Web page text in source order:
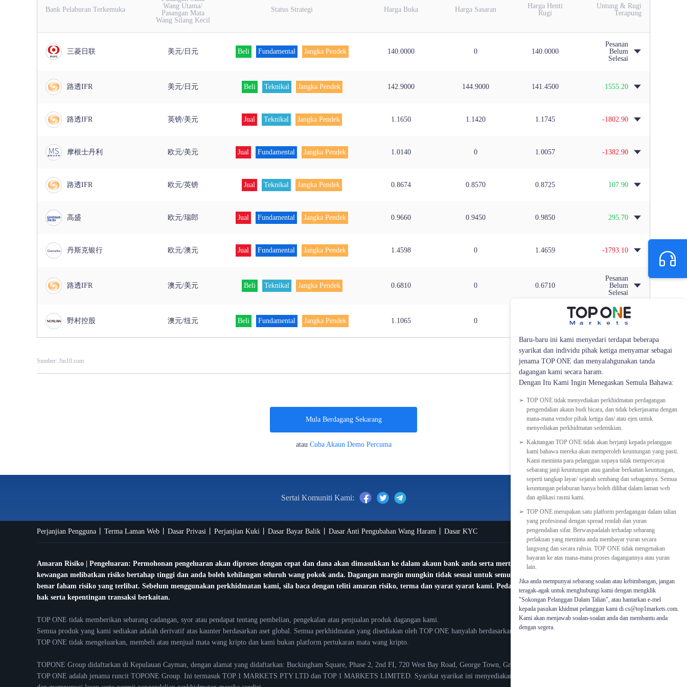
Baru-baru ini kami menyedari terdapat beberapa
syarikat dan individu pihak ketiga menyamar sebagai
jenama TOP ONE dan menyalahgunakan tanda
dagangan kami secara haram.
Dengan Itu Kami Ingin Menegaskan Semula Bahawa:
TOP ONE tidak menyediakan perkhidmatan perdagangan
pengendalian akaun budi bicara, dan tidak bekerjasama dengan
mana-mana vendor pihak ketiga dan/ atau ejen untuk
menyediakan perkhidmatan sedemikian.
Kakitangan TOP ONE tidak akan berjanji kepada pelanggan
kami bahawa mereka akan memperoleh keuntungan yang pasti.
Kami meminta para pelanggan supaya tidak mempercayai
sebarang janji keuntungan atau gambar berkaitan keuntungan,
seperti tangkap layar/ sejarah sembang dan sebagainya. Semua
keuntungan pelaburan hanya boleh dilihat dalam laman web
dan aplikasi rasmi kami.
TOP ONE merupakan satu platform perdagangan dalam talian
yang profesional dengan spread rendah dan yuran
pengendalian sifar. Berwaspadalah terhadap sebarang
perlakuan yang meminta anda membayar yuran secara
langsung dan secara rahsia. TOP ONE tidak mengenakan
bayaran ke atas mana-mana proses dagangannya atau yuran
lain.
Jika anda mempunyai sebarang soalan atau kebimbangan, jangan
teragak-agak untuk menghubungi kami dengan mengklik
"Sokongan Pelanggan Dalam Talian", atau hantarkan e-mel
kepada pasukan khidmat pelanggan kami di cs@top1markets.com.
Kami akan menjawab soalan-soalan anda dan membantu anda
dengan segera.
Bank Pelaburan Terkemuka
Wang Utama/
Pasangan Mata
Wang Silang Kecil
Status Strategi Harga Buka Harga Sasaran
Harga Henti
Rugi
Untung & Rugi
Terapung
三菱日联 美元/日元 Beli Fundamental Jangka Pendek 140.0000 0 140.0000
Pesanan
Belum
Selesai
路透IFR 美元/日元 Beli Teknikal Jangka Pendek 142.9000 144.9000 141.4500 1555.20
路透IFR 英镑/美元 Jual Teknikal Jangka Pendek 1.1650 1.1420 1.1745 -1802.90
摩根士丹利 欧元/美元 Jual Fundamental Jangka Pendek 1.0140 0 1.0057 -1382.90
路透IFR 欧元/英镑 Jual Teknikal Jangka Pendek 0.8674 0.8570 0.8725 107.90
高盛 欧元/瑞郎 Jual Fundamental Jangka Pendek 0.9660 0.9450 0.9850 295.70
丹斯克银行 欧元/澳元 Jual Fundamental Jangka Pendek 1.4598 0 1.4659 -1793.10
路透IFR 澳元/美元 Beli Teknikal Jangka Pendek 0.6810 0 0.6710
Pesanan
Belum
Selesai
野村控股 澳元/纽元 Beli Fundamental Jangka Pendek 1.1065 0 914.40
Sumber: Jin10.com
Mula Berdagang Sekarang
atau Cuba Akaun Demo Percuma
Sertai Komuniti Kami:
Perjanjian Pengguna Terma Laman Web Dasar Privasi Perjanjian Kuki Dasar Bayar Balik Dasar Anti Pengubahan Wang Haram Dasar KYC
Amaran Risiko | Pengeluaran: Permohonan pengeluaran akan diproses dengan cepat dan dana akan dimasukkan ke dalam akaun bank anda serta merta. Sila ambil perhatian bahawa produk
kewangan melibatkan risiko bertahap tinggi dan anda boleh kehilangan seluruh wang pokok anda. Dagangan margin mungkin tidak sesuai untuk semua pelabur, sila pastikan bahawa anda benar
benar faham risiko yang terlibat. Sebelum menggunakan perkhidmatan kami, sila baca dengan teliti amaran risiko, terma dan syarat syarat kami. Pedagang tidak memiliki aset tersembunyi dan
hak serta kepentingan transaksi berkaitan.
TOP ONE tidak memberikan sebarang cadangan, syor atau pendapat tentang pembelian, pengekalan atau penjualan produk dagangan kami.
Semua produk yang kami sediakan adalah derivatif atas kaunter berdasarkan aset global. Semua perkhidmatan yang disediakan oleh TOP ONE hanyalah berdasarkan perlaksanaan arahan dagangan.
TOP ONE tidak mengeluarkan, membeli atau menjual mata wang kripto dan kami bukan platform pertukaran mata wang kripto.
TOPONE Group didaftarkan di Kepulauan Cayman, dengan alamat yang didaftarkan: Buckingham Square, Phase 2, 2nd FI, 720 West Bay Road, George Town, Grand Cayman, Cayman Islands.
TOP ONE adalah jenama runcit TOPONE Group. Ini termasuk TOP 1 MARKETS PTY LTD dan TOP 1 MARKETS LIMITED. Syarikat syarikat ini menyediakan perkhidmatan di bawah peraturan tempatan